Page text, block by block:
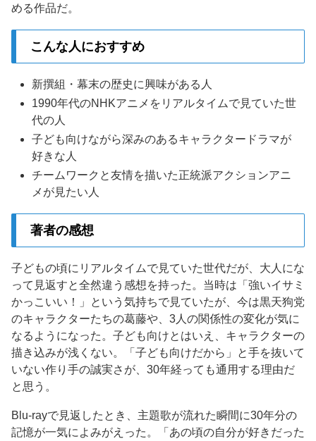
める作品だ。
こんな人におすすめ
新撰組・幕末の歴史に興味がある人
1990年代のNHKアニメをリアルタイムで見ていた世
代の人
子ども向けながら深みのあるキャラクタードラマが
好きな人
チームワークと友情を描いた正統派アクションアニ
メが見たい人
著者の感想
子どもの頃にリアルタイムで見ていた世代だが、大人にな
って見返すと全然違う感想を持った。当時は「強いイサミ
かっこいい！」という気持ちで見ていたが、今は黒天狗党
のキャラクターたちの葛藤や、3人の関係性の変化が気に
なるようになった。子ども向けとはいえ、キャラクターの
描き込みが浅くない。「子ども向けだから」と手を抜いて
いない作り手の誠実さが、30年経っても通用する理由だ
と思う。
Blu-rayで見返したとき、主題歌が流れた瞬間に30年分の
記憶が一気によみがえった。「あの頃の自分が好きだった